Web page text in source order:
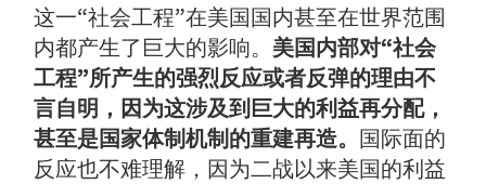
这一“社会工程”在美国国内甚至在世界范围
内都产生了巨大的影响。 美国内部对“社会
工程”所产生的强烈反应或者反弹的理由不
言自明，因为这涉及到巨大的利益再分配，
甚至是国家体制机制的重建再造。 国际面的
反应也不难理解，因为二战以来美国的利益